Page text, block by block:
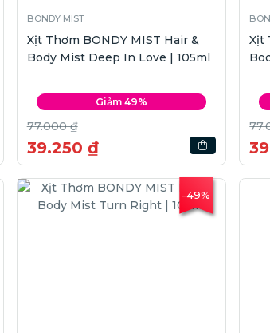
BONDY MIST
Xịt Thơm BONDY MIST Hair &
Body Mist Deep In Love | 105ml
Giảm 49%
77.000 ₫
39.250 ₫
Xịt
-49%